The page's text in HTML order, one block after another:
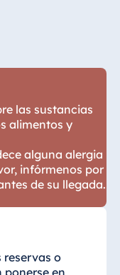
las sustancias
alimentos y
alguna alergia
infórmenos por
de su llegada.
reservas o